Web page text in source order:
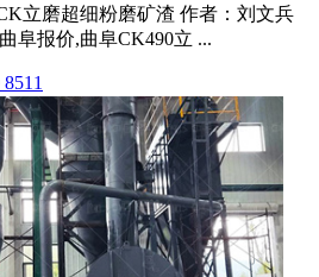
立磨超细粉磨矿渣 作者：刘文兵
阜报价,曲阜CK490立 ...